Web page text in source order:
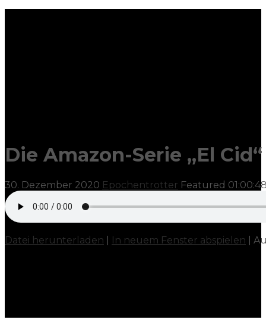
Die Amazon-Serie „El
30. Dezember 2020 Epochentrotter Featured
Datei herunterladen In neuem Fenster abspielen